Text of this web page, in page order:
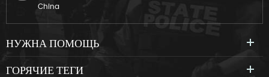
China
НУЖНА ПОМОЩЬ
ГОРЯЧИЕ ТЕГИ